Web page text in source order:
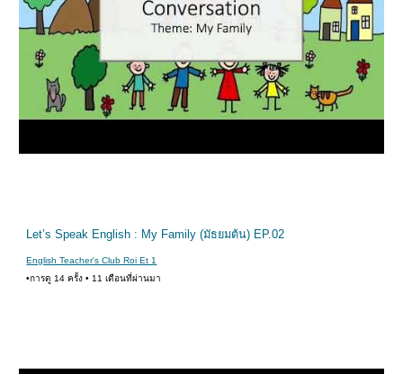
Let’s Speak English : My Family (มัธยมต้น) EP.02
English Teacher's Club Roi Et 1
•การดู 14 ครั้ง • 11 เดือนที่ผ่านมา